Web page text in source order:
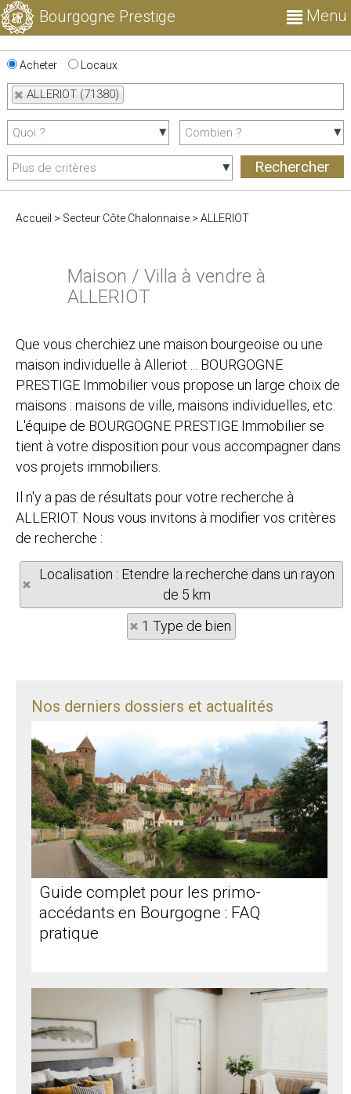
Bourgogne Prestige Menu
Acheter Locaux
ALLERIOT (71380)
Accueil > Secteur Côte Chalonnaise > ALLERIOT
Maison / Villa à vendre à
ALLERIOT
Que vous cherchiez une maison bourgeoise ou une
maison individuelle à Alleriot ... BOURGOGNE
PRESTIGE Immobilier vous propose un large choix de
maisons : maisons de ville, maisons individuelles, etc.
L'équipe de BOURGOGNE PRESTIGE Immobilier se
tient à votre disposition pour vous accompagner dans
vos projets immobiliers.
Il n'y a pas de résultats pour votre recherche à
ALLERIOT. Nous vous invitons à modifier vos critères
de recherche :
Localisation : Etendre la recherche dans un rayon
de 5 km
1 Type de bien
Nos derniers dossiers et actualités
Guide complet pour les primo-
accédants en Bourgogne : FAQ
pratique